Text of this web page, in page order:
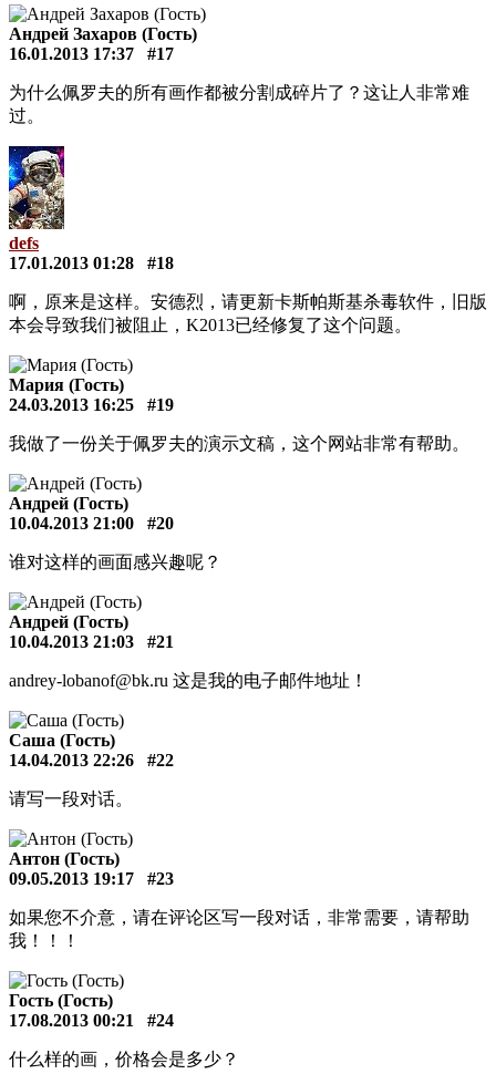
Андрей Захаров (Гость)
16.01.2013 17:37
#17
为什么佩罗夫的所有画作都被分割成碎片了？这让人非常难
过。
defs
17.01.2013 01:28
#18
啊，原来是这样。安德烈，请更新卡斯帕斯基杀毒软件，旧版
本会导致我们被阻止，K2013已经修复了这个问题。
Мария (Гость)
24.03.2013 16:25
#19
我做了一份关于佩罗夫的演示文稿，这个网站非常有帮助。
Андрей (Гость)
10.04.2013 21:00
#20
谁对这样的画面感兴趣呢？
Андрей (Гость)
10.04.2013 21:03
#21
andrey-lobanof@bk.ru 这是我的电子邮件地址！
Саша (Гость)
14.04.2013 22:26
#22
请写一段对话。
Антон (Гость)
09.05.2013 19:17
#23
如果您不介意，请在评论区写一段对话，非常需要，请帮助
我！！！
Гость (Гость)
17.08.2013 00:21
#24
什么样的画，价格会是多少？